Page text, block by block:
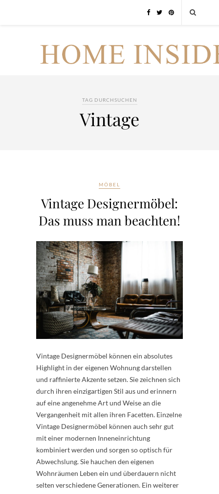
TAG DURCHSUCHEN
Vintage
MÖBEL
Vintage Designermöbel:
Das muss man beachten!
Vintage Designermöbel können ein absolutes
Highlight in der eigenen Wohnung darstellen
und raffinierte Akzente setzen. Sie zeichnen sich
durch ihren einzigartigen Stil aus und erinnern
auf eine angenehme Art und Weise an die
Vergangenheit mit allen ihren Facetten. Einzelne
Vintage Designermöbel können auch sehr gut
mit einer modernen Inneneinrichtung
kombiniert werden und sorgen so optisch für
Abwechslung. Sie hauchen den eigenen
Wohnräumen Leben ein und überdauern nicht
selten verschiedene Generationen. Ein weiterer